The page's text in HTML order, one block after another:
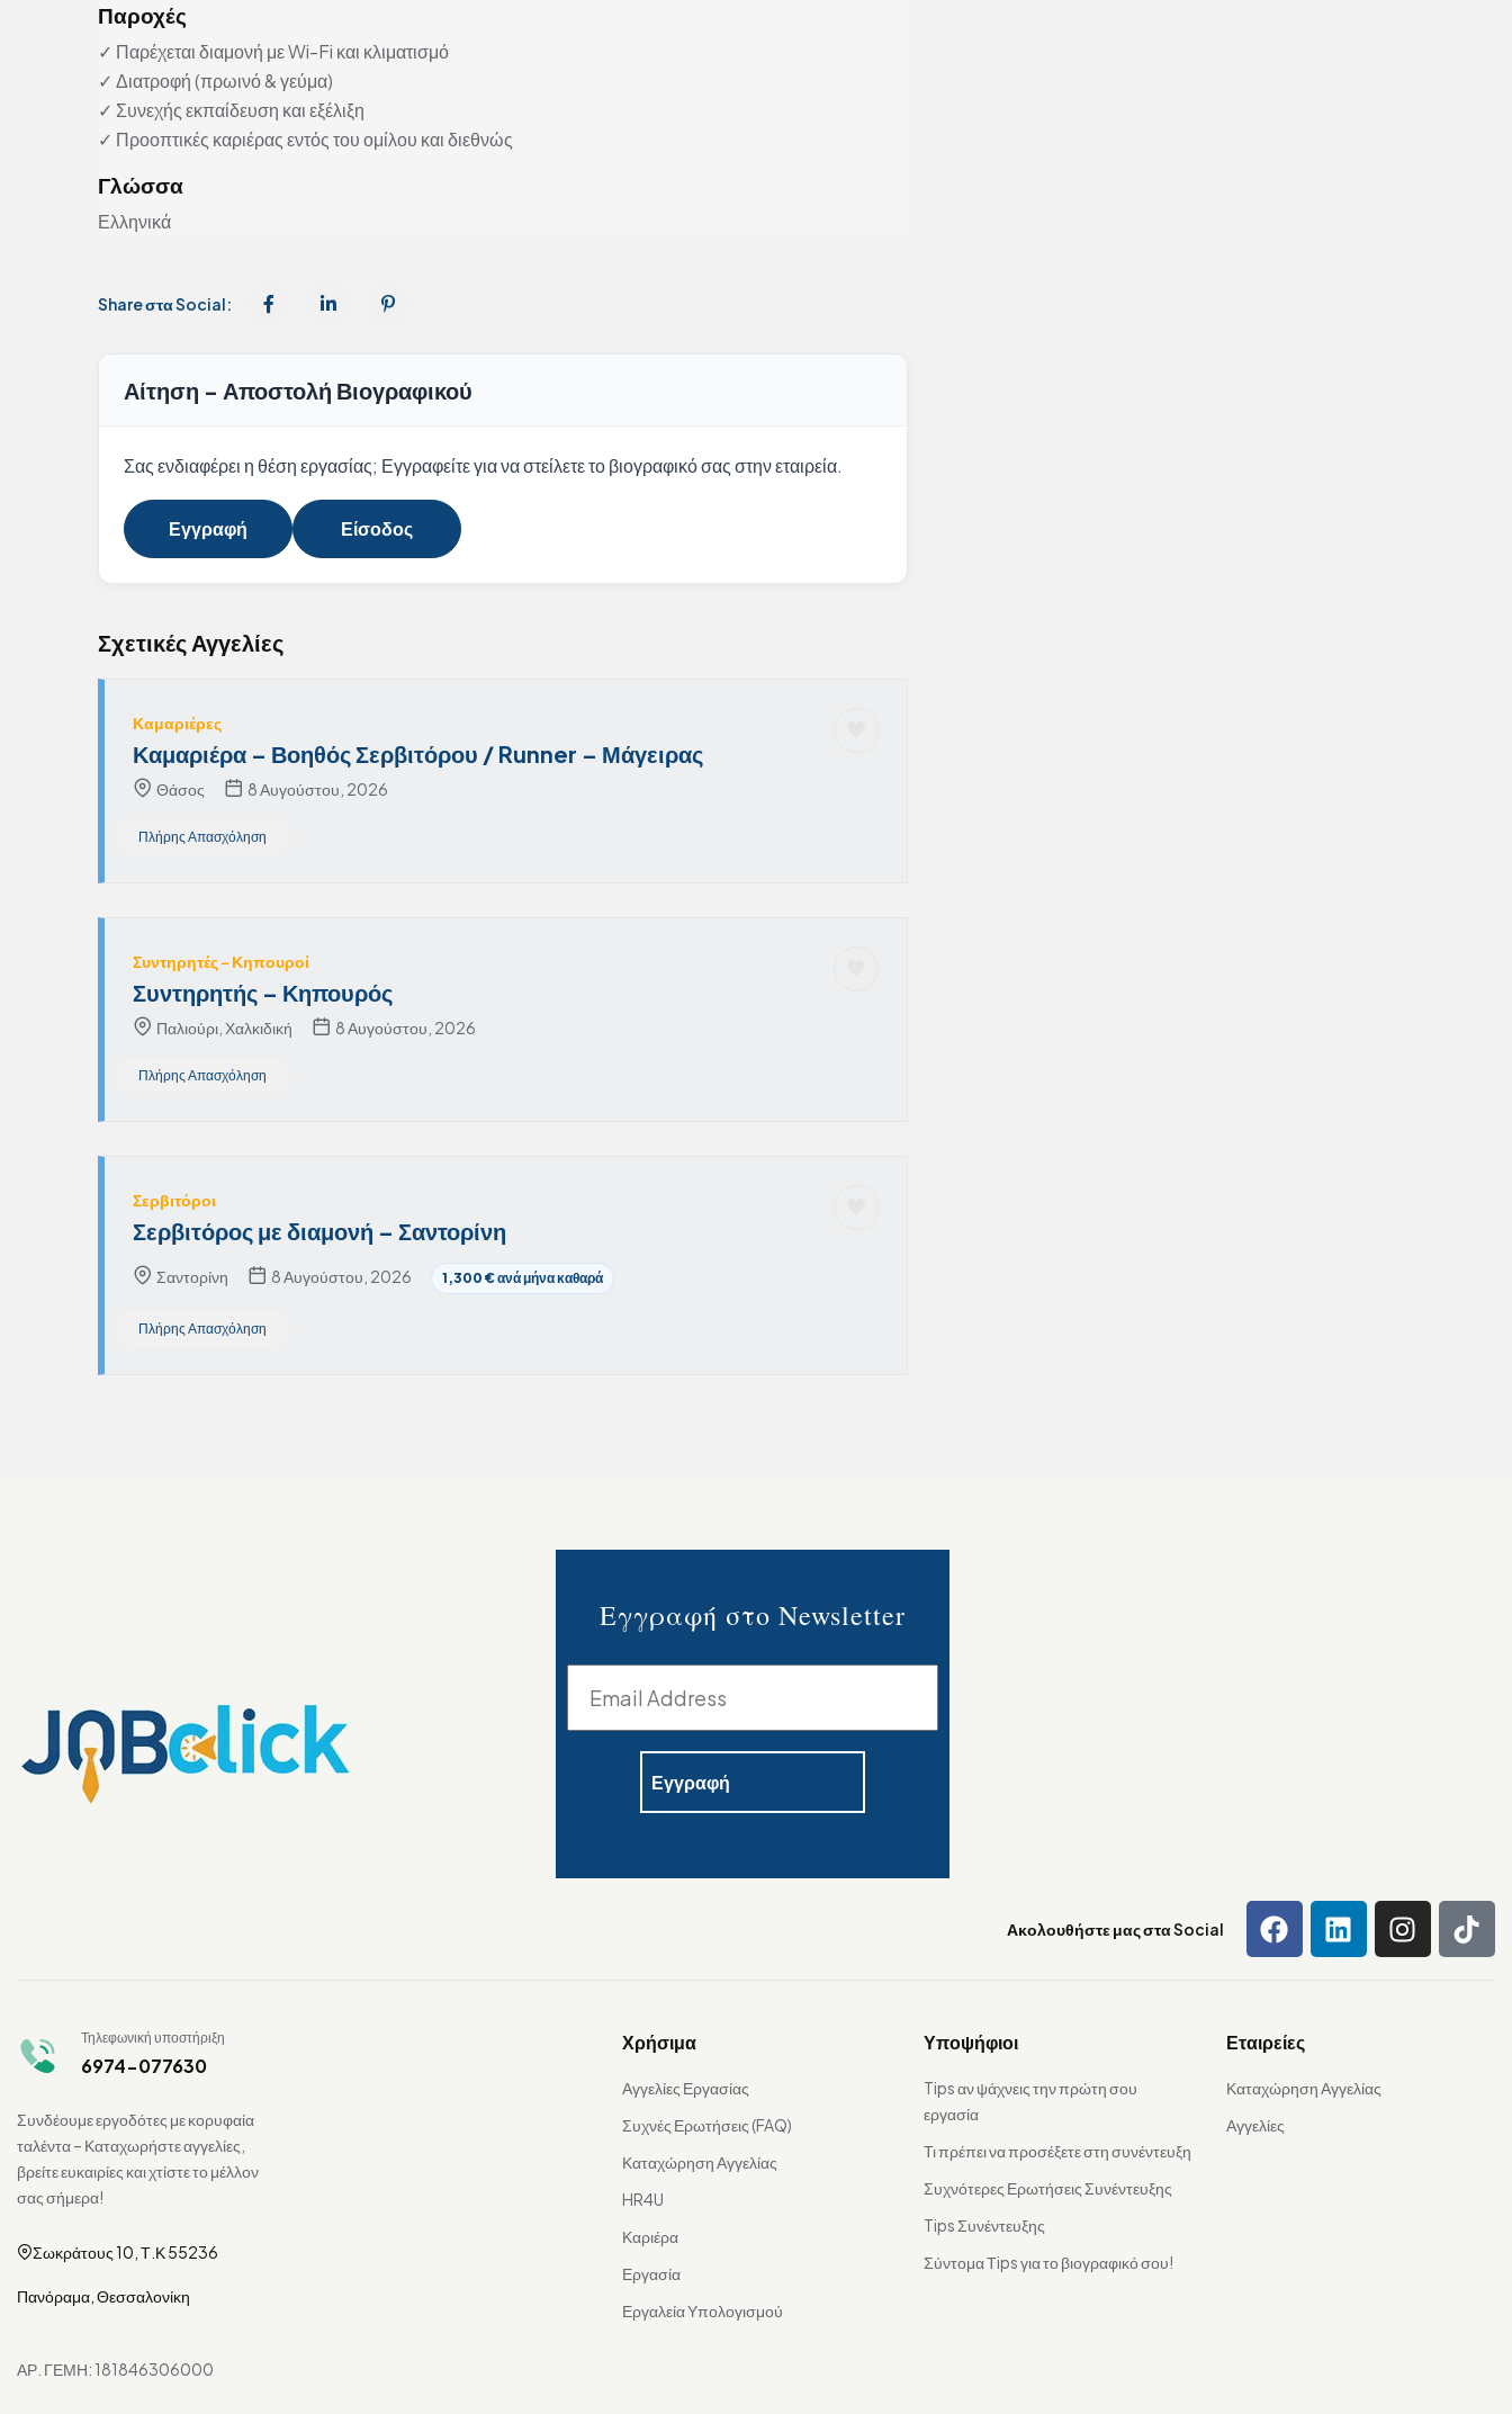
Παροχές
✓ Παρέχεται διαμονή με Wi-Fi και κλιματισμό
✓ Διατροφή (πρωινό & γεύμα)
✓ Συνεχής εκπαίδευση και εξέλιξη
✓ Προοπτικές καριέρας εντός του ομίλου και διεθνώς
Γλώσσα
Ελληνικά
Share στα Social:
Αίτηση - Αποστολή Βιογραφικού
Σας ενδιαφέρει η θέση εργασίας; Εγγραφείτε για να στείλετε το βιογραφικό σας στην εταιρεία.
Εγγραφή Είσοδος
Σχετικές Αγγελίες
Καμαριέρες
Καμαριέρα – Βοηθός Σερβιτόρου / Runner – Μάγειρας
Θάσος 8 Αυγούστου, 2026
Πλήρης Απασχόληση
Συντηρητές – Κηπουροί
Συντηρητής – Κηπουρός
Παλιούρι, Χαλκιδική 8 Αυγούστου, 2026
Πλήρης Απασχόληση
Σερβιτόροι
Σερβιτόρος με διαμονή – Σαντορίνη
Σαντορίνη 8 Αυγούστου, 2026 1,300 € ανά μήνα καθαρά
Πλήρης Απασχόληση
Εγγραφή στο Newsletter
Ακολουθήστε μας στα Social
Τηλεφωνική υποστήριξη
6974-077630
Συνδέουμε εργοδότες με κορυφαία
ταλέντα – Καταχωρήστε αγγελίες,
βρείτε ευκαιρίες και χτίστε το μέλλον
σας σήμερα!
Σωκράτους 10, Τ.Κ 55236
Πανόραμα, Θεσσαλονίκη
ΑΡ. ΓΕΜΗ: 181846306000
Χρήσιμα
Αγγελίες Εργασίας
Συχνές Ερωτήσεις (FAQ)
Καταχώρηση Αγγελίας
HR4U
Καριέρα
Εργασία
Εργαλεία Υπολογισμού
Υποψήφιοι
Tips αν ψάχνεις την πρώτη σου
εργασία
Τι πρέπει να προσέξετε στη συνέντευξη
Συχνότερες Ερωτήσεις Συνέντευξης
Tips Συνέντευξης
Σύντομα Τips για το βιογραφικό σου!
Εταιρείες
Καταχώρηση Αγγελίας
Αγγελίες